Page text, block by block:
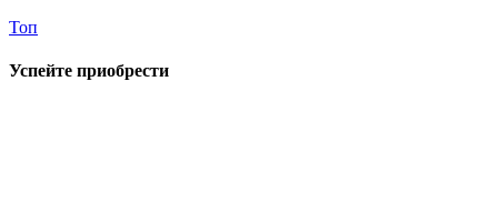
Топ
Успейте приобрести